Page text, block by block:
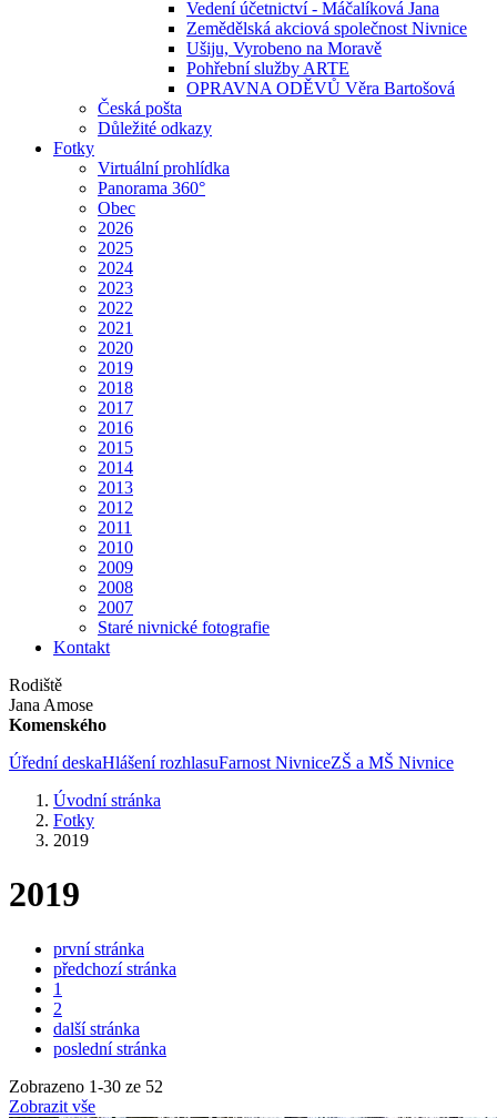
Vedení účetnictví - Máčalíková Jana
Zemědělská akciová společnost Nivnice
Ušiju, Vyrobeno na Moravě
Pohřební služby ARTE
OPRAVNA ODĚVŮ Věra Bartošová
Česká pošta
Důležité odkazy
Fotky
Virtuální prohlídka
Panorama 360°
Obec
2026
2025
2024
2023
2022
2021
2020
2019
2018
2017
2016
2015
2014
2013
2012
2011
2010
2009
2008
2007
Staré nivnické fotografie
Kontakt
Rodiště
Jana Amose
Komenského
Úřední deskaHlášení rozhlasuFarnost NivniceZŠ a MŠ Nivnice
Úvodní stránka
Fotky
2019
2019
první stránka
předchozí stránka
1
2
další stránka
poslední stránka
Zobrazeno 1-30 ze 52
Zobrazit vše